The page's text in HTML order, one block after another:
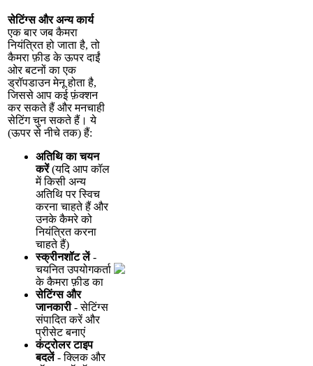
सटगस और अनय कर
एक बर जब कमर
नयतत ह जत ह, त
कमर फड क ऊपर दई
ओर बटन क एक
डरपडउन मन हत ह,
जसस आप कई फकशन
कर सकत ह और मनचह
सटग चन सकत ह । य
(ऊपर स नच तक) ह:
अतथ क चयन
कर (यद आप कल
म कस अनय
अतथ पर सच
करन चहत ह और
उनक कमर क
नयतत करन
चहत ह)
सकरनशट ल -
चयनत उपयगकर
क कमर फड क
सटगस और
जनकर - सटगस
सपदत कर और
परसट बनए
कटरलर टइप
बदल - कक और